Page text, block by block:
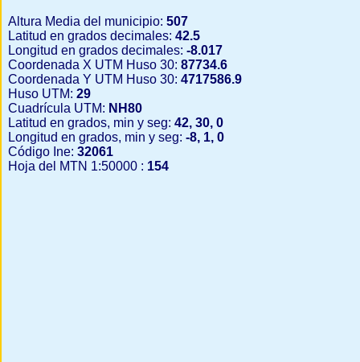
Altura Media del municipio: 507
Latitud en grados decimales: 42.5
Longitud en grados decimales: -8.017
Coordenada X UTM Huso 30: 87734.6
Coordenada Y UTM Huso 30: 4717586.9
Huso UTM: 29
Cuadrícula UTM: NH80
Latitud en grados, min y seg: 42, 30, 0
Longitud en grados, min y seg: -8, 1, 0
Código Ine: 32061
Hoja del MTN 1:50000 : 154